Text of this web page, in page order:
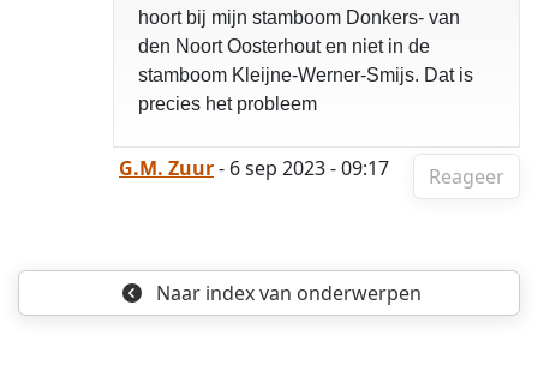
hoort bij mijn stamboom Donkers- van
den Noort Oosterhout en niet in de
stamboom Kleijne-Werner-Smijs. Dat is
precies het probleem
Reageer
G.M. Zuur- 6 sep 2023 - 09:17
Naar indexvan onderwerpen